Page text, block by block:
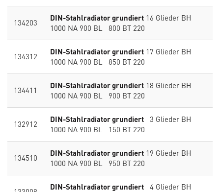
134203 DIN-Stahlradiator grundiert 16 Glieder BH
1000 NA 900 BL 800 BT 220
134312 DIN-Stahlradiator grundiert 17 Glieder BH
1000 NA 900 BL 850 BT 220
134411 DIN-Stahlradiator grundiert 18 Glieder BH
1000 NA 900 BL 900 BT 220
132912 DIN-Stahlradiator grundiert 3 Glieder BH
1000 NA 900 BL 150 BT 220
134510 DIN-Stahlradiator grundiert 19 Glieder BH
1000 NA 900 BL 950 BT 220
DIN-Stahlradiator grundiert 4 Glieder BH